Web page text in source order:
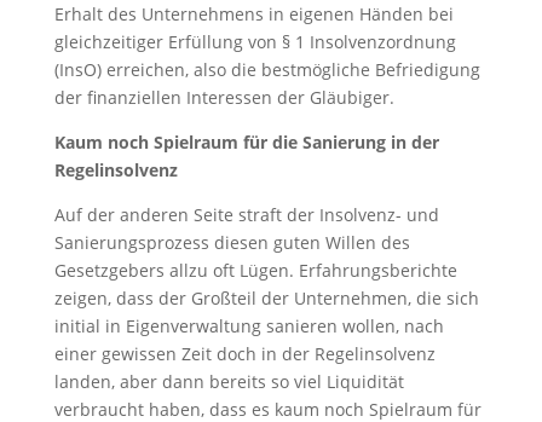
Erhalt des Unternehmens in eigenen Händen bei
gleichzeitiger Erfüllung von § 1 Insolvenzordnung
(InsO) erreichen, also die bestmögliche Befriedigung
der finanziellen Interessen der Gläubiger.
Kaum noch Spielraum für die Sanierung in der
Regelinsolvenz
Auf der anderen Seite straft der Insolvenz- und
Sanierungsprozess diesen guten Willen des
Gesetzgebers allzu oft Lügen. Erfahrungsberichte
zeigen, dass der Großteil der Unternehmen, die sich
initial in Eigenverwaltung sanieren wollen, nach
einer gewissen Zeit doch in der Regelinsolvenz
landen, aber dann bereits so viel Liquidität
verbraucht haben, dass es kaum noch Spielraum für